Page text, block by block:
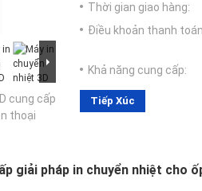
cung cấp
thoại
Thời gian giao hàng:
Điều khoản thanh
Khả năng cung cấp:
Tiếp Xúc
giải pháp in chuyển nhiệt cho